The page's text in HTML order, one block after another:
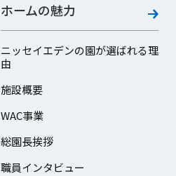
ホームの魅力
ニッセイエデンの園が選ばれる理
由
施設概要
WAC事業
総園長挨拶
職員インタビュー